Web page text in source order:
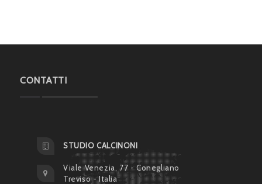
CONTATTI
STUDIO CALCINONI
Viale Venezia, 77 - Conegliano
Treviso - Italia